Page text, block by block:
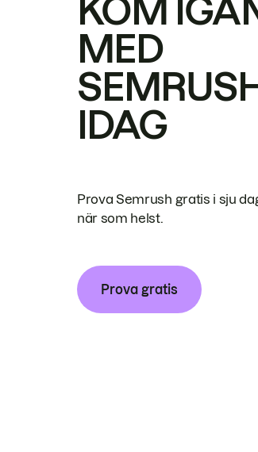
KOM
MED
IDAG
Prova Semrush gratis i sju
när som helst.
Prova gratis